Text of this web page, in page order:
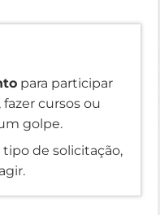
para participar
cursos ou
golpe.
tipo de solicitação,